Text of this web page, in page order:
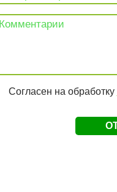
Согласен на обработку